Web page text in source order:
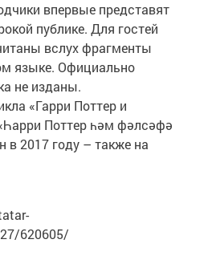
впервые представят
публике. Для гостей
вслух фрагменты
языке. Официально
не изданы.
«Гарри Поттер и
Поттер һәм фәлсәфә
2017 году – также на
620605/